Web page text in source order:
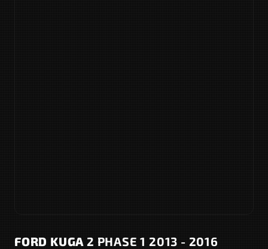
FORD KUGA 2 PHASE 1 2013 - 2016